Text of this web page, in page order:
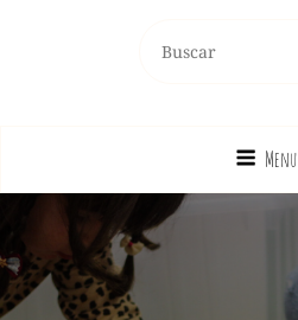
Menu